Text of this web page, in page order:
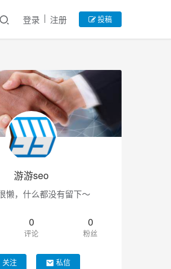
登录 注册 投稿
游游seo
懒，什么都没有留下～
0
评论
0
粉丝
关注 私信